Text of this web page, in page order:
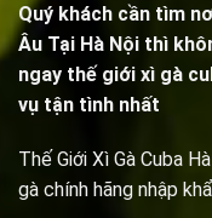
Quý khách cần tìm
Âu Tại Hà Nội thì
ngay thế giới xì gà
vụ tận tình nhất
Thế Giới Xì Gà Cuba
gà chính hãng nhập